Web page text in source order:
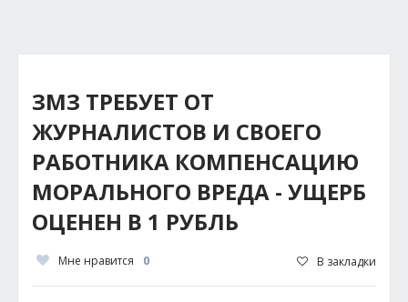
ЗМЗ ТРЕБУЕТ ОТ
ЖУРНАЛИСТОВ И СВОЕГО
РАБОТНИКА КОМПЕНСАЦИЮ
МОРАЛЬНОГО ВРЕДА - УЩЕРБ
ОЦЕНЕН В 1 РУБЛЬ
Мне нравится 0 В закладки